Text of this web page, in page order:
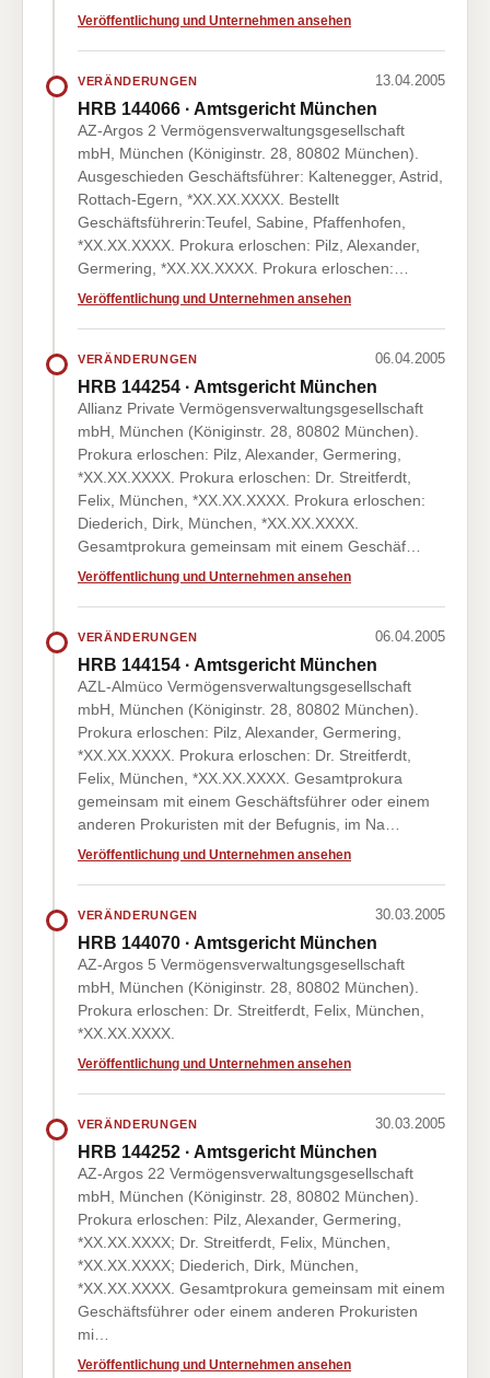
Veröffentlichung und Unternehmen ansehen
VERÄNDERUNGEN 13.04.2005
HRB 144066 · Amtsgericht München
AZ-Argos 2 Vermögensverwaltungsgesellschaft
mbH, München (Königinstr. 28, 80802 München).
Ausgeschieden Geschäftsführer: Kaltenegger, Astrid,
Rottach-Egern, *XX.XX.XXXX. Bestellt
Geschäftsführerin:Teufel, Sabine, Pfaffenhofen,
*XX.XX.XXXX. Prokura erloschen: Pilz, Alexander,
Germering, *XX.XX.XXXX. Prokura erloschen:…
Veröffentlichung und Unternehmen ansehen
VERÄNDERUNGEN 06.04.2005
HRB 144254 · Amtsgericht München
Allianz Private Vermögensverwaltungsgesellschaft
mbH, München (Königinstr. 28, 80802 München).
Prokura erloschen: Pilz, Alexander, Germering,
*XX.XX.XXXX. Prokura erloschen: Dr. Streitferdt,
Felix, München, *XX.XX.XXXX. Prokura erloschen:
Diederich, Dirk, München, *XX.XX.XXXX.
Gesamtprokura gemeinsam mit einem Geschäf…
Veröffentlichung und Unternehmen ansehen
VERÄNDERUNGEN 06.04.2005
HRB 144154 · Amtsgericht München
AZL-Almüco Vermögensverwaltungsgesellschaft
mbH, München (Königinstr. 28, 80802 München).
Prokura erloschen: Pilz, Alexander, Germering,
*XX.XX.XXXX. Prokura erloschen: Dr. Streitferdt,
Felix, München, *XX.XX.XXXX. Gesamtprokura
gemeinsam mit einem Geschäftsführer oder einem
anderen Prokuristen mit der Befugnis, im Na…
Veröffentlichung und Unternehmen ansehen
VERÄNDERUNGEN 30.03.2005
HRB 144070 · Amtsgericht München
AZ-Argos 5 Vermögensverwaltungsgesellschaft
mbH, München (Königinstr. 28, 80802 München).
Prokura erloschen: Dr. Streitferdt, Felix, München,
*XX.XX.XXXX.
Veröffentlichung und Unternehmen ansehen
VERÄNDERUNGEN 30.03.2005
HRB 144252 · Amtsgericht München
AZ-Argos 22 Vermögensverwaltungsgesellschaft
mbH, München (Königinstr. 28, 80802 München).
Prokura erloschen: Pilz, Alexander, Germering,
*XX.XX.XXXX; Dr. Streitferdt, Felix, München,
*XX.XX.XXXX; Diederich, Dirk, München,
*XX.XX.XXXX. Gesamtprokura gemeinsam mit einem
Geschäftsführer oder einem anderen Prokuristen
mi…
Veröffentlichung und Unternehmen ansehen